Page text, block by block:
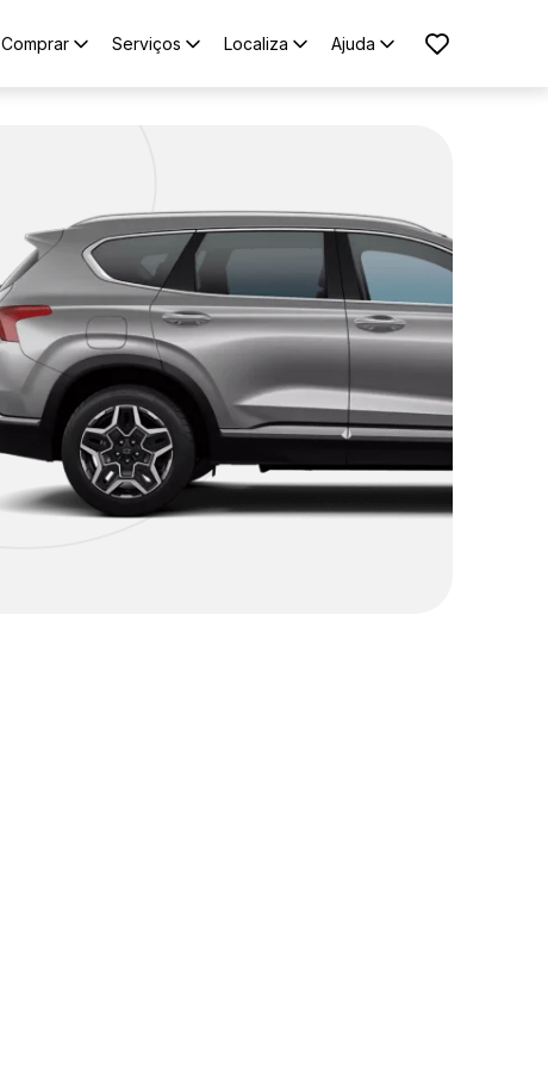
Comprar Serviços Localiza Ajuda